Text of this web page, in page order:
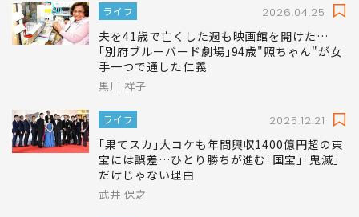
と思った日
黒川 祥子
ライフ
夫を41歳で亡くした週も映画館を開けた…
手一つで通した仁義
黒川 祥子
ライフ
｢果てスカ｣大コケも年間興収1400億円超の東